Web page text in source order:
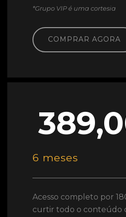
*Grupo VIP é uma cortesia
COMPRAR AGORA
6 meses
Acesso completo por
curtir todo o conteúdo